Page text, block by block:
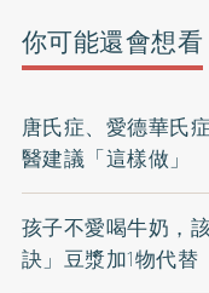
你可能還會想看
唐氏症、愛德華氏
醫建議「這樣做」
孩子不愛喝牛奶，
訣」豆漿加1物代替